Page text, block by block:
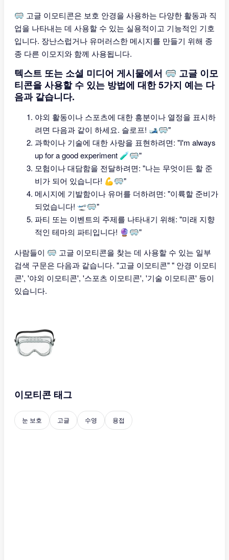
🥽 고글 이모티콘은 보호 안경을 사용하는 다양한 활동과 직
업을 나타내는 데 사용할 수 있는 실용적이고 기능적인 기호
입니다. 장난스럽거나 유머러스한 메시지를 만들기 위해 종
종 다른 이모지와 함께 사용됩니다.
텍스트 또는 소셜 미디어 게시물에서 🥽 고글 이모
티콘을 사용할 수 있는 방법에 대한 5가지 예는 다
음과 같습니다.
야외 활동이나 스포츠에 대한 흥분이나 열정을 표시하
려면 다음과 같이 하세요. 슬로프! 🎿🥽"
과학이나 기술에 대한 사랑을 표현하려면: "I'm always
up for a good experiment 🧪🥽"
모험이나 대담함을 전달하려면: "나는 무엇이든 할 준
비가 되어 있습니다! 💪🥽"
메시지에 기발함이나 유머를 더하려면: "이륙할 준비가
되었습니다! 🛫🥽"
파티 또는 이벤트의 주제를 나타내기 위해: "미래 지향
적인 테마의 파티입니다! 🔮🥽"
사람들이 🥽 고글 이모티콘을 찾는 데 사용할 수 있는 일부
검색 구문은 다음과 같습니다. "고글 이모티콘" " 안경 이모티
콘', '야외 이모티콘', '스포츠 이모티콘', '기술 이모티콘' 등이
있습니다.
이모티콘 태그
눈 보호 고글 수영 용접